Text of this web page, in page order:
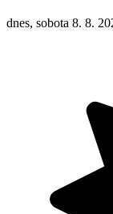
dnes, sobota 8. 8.